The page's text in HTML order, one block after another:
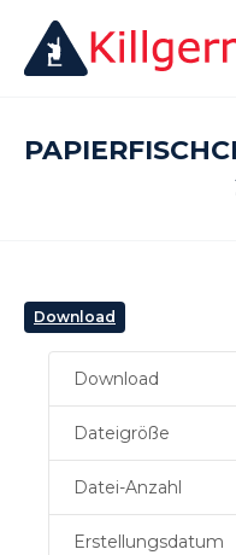
Download
Download
Dateigröße
Datei-Anzahl
Erstellungsdatum